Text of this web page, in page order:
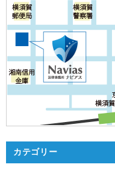
カテゴリー